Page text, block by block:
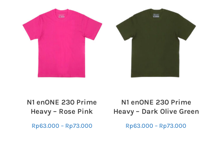
N1 enONE 230 Prime
Heavy – Rose Pink
Rp63.000 – Rp73.000
N1 enONE 230 Prime
Heavy – Dark Olive Green
Rp63.000 – Rp73.000